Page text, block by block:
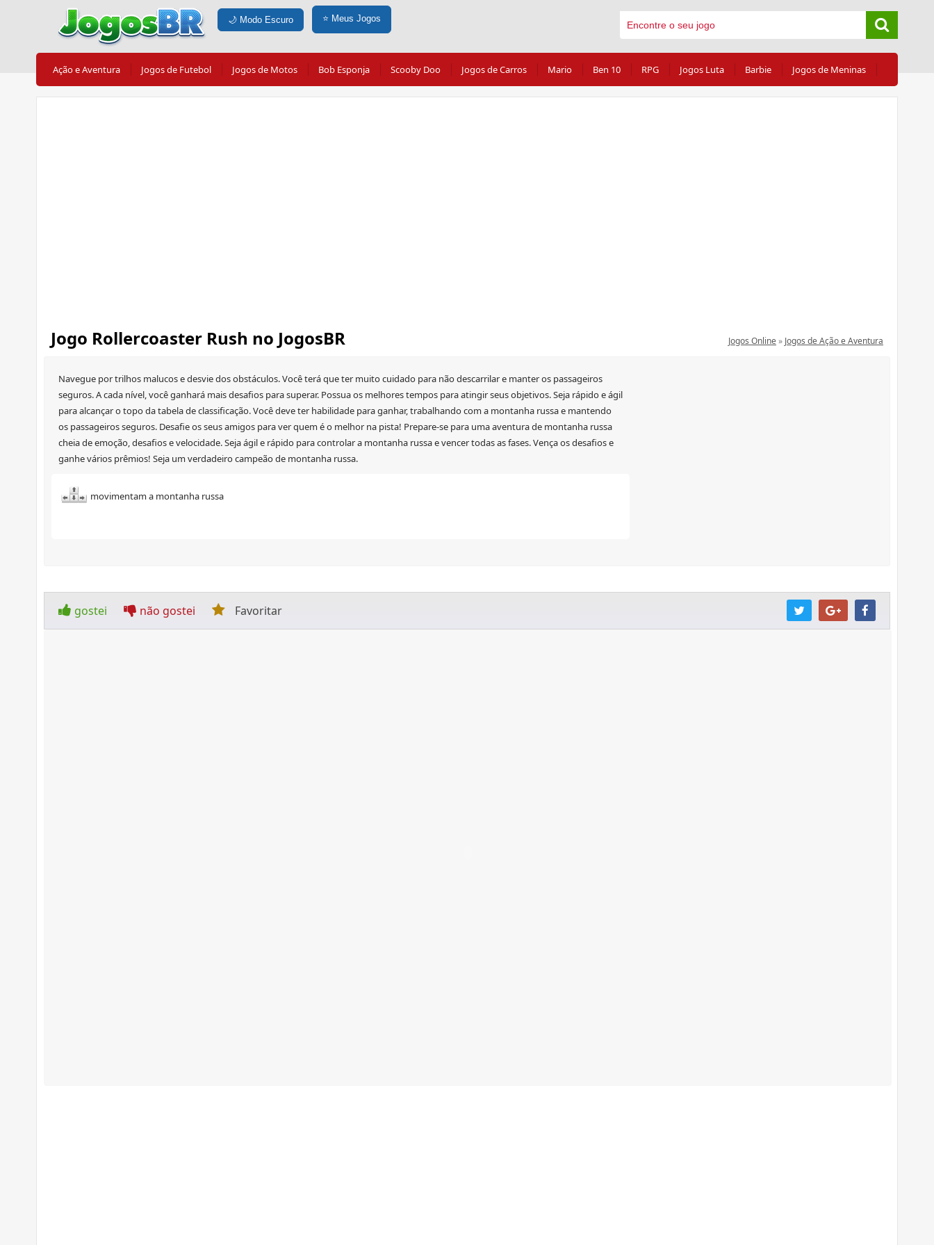
🌙 Modo Escuro ⭐ Meus Jogos
Ação e Aventura Jogos de Futebol Jogos de Motos Bob Esponja Scooby Doo Jogos de Carros Mario Ben 10 RPG Jogos Luta Barbie Jogos de Meninas
Jogo Rollercoaster Rush no JogosBR Jogos Online» Jogos de Ação e Aventura
Navegue por trilhos malucos e desvie dos obstáculos. Você terá que ter muito cuidado para não descarrilar e manter os passageiros
seguros. A cada nível, você ganhará mais desafios para superar. Possua os melhores tempos para atingir seus objetivos. Seja rápido e ágil
para alcançar o topo da tabela de classificação. Você deve ter habilidade para ganhar, trabalhando com a montanha russa e mantendo
os passageiros seguros. Desafie os seus amigos para ver quem é o melhor na pista! Prepare-se para uma aventura de montanha russa
cheia de emoção, desafios e velocidade. Seja ágil e rápido para controlar a montanha russa e vencer todas as fases. Vença os desafios e
ganhe vários prêmios! Seja um verdadeiro campeão de montanha russa.
movimentam a montanha russa
gostei não gostei Favoritar